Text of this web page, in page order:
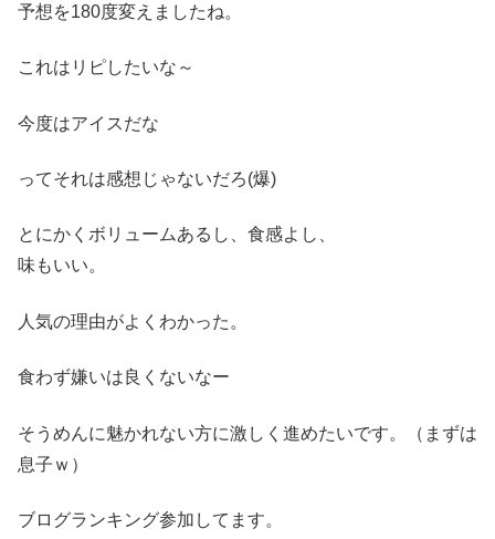
予想を180度変えましたね。
これはリピしたいな～
今度はアイスだな
ってそれは感想じゃないだろ(爆)
とにかくボリュームあるし、食感よし、
味もいい。
人気の理由がよくわかった。
食わず嫌いは良くないなー
そうめんに魅かれない方に激しく進めたいです。（まずは
息子ｗ）
ブログランキング参加してます。